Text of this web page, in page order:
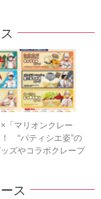
×「マリオンクレー
“パティシエ姿”の
ズやコラボクレープ
ス